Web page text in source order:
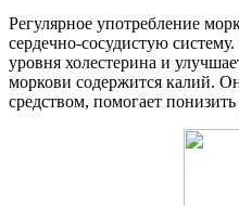
Регулярное употребление
сердечно-сосудистую
уровня холестерина и
моркови содержится калий.
средством, помогает